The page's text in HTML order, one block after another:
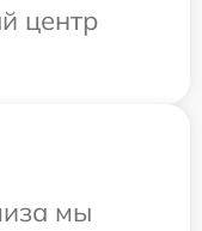
центр
мы